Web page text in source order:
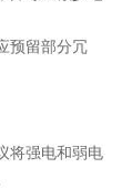
预留部分冗
将强电和弱电